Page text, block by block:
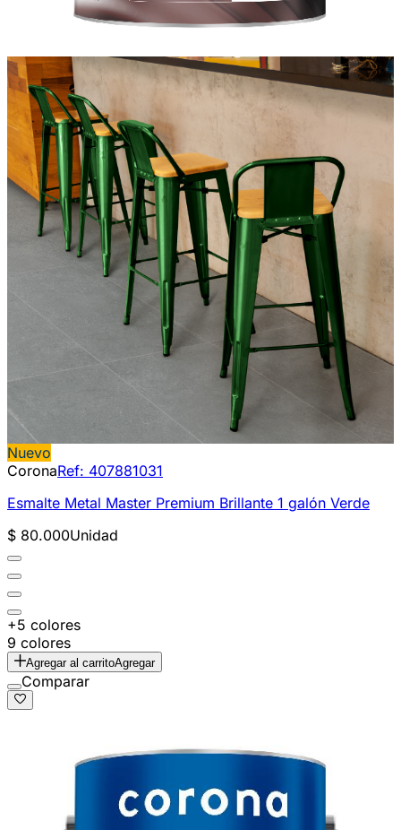
Nuevo
CoronaRef: 407881031
Esmalte Metal Master Premium Brillante 1 galón Verde
$ 80.000Unidad
+5 colores
9 colores
Agregar al carritoAgregar
Comparar